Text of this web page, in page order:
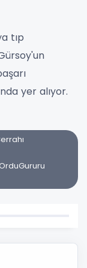
tıp
yer alıyor.